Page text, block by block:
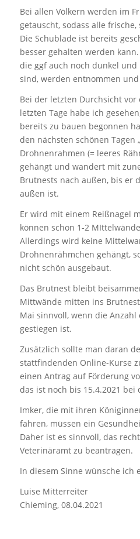
Bei allen Völkern werden im
getauscht, sodass alle
Die Schublade ist bereits
besser gehalten werden
die ggf auch noch dunkel
sind, werden entnommen
Bei der letzten Durchsicht
letzten Tage habe ich
bereits zu bauen begonnen
den nächsten schönen Tagen
Drohnenrahmen (= leeres
gehängt und wandert mit
Brutnests nach außen, bis er
außen ist.
Er wird mit einem Reißnagel
können schon 1-2
Allerdings wird keine
Drohnenrähmchen gehängt,
nicht schön ausgebaut.
Das Brutnest bleibt
Mittwände mitten ins
Mai sinnvoll, wenn die
gestiegen ist.
Zusätzlich sollte man daran
stattfindenden Online-Kurse
einen Antrag auf Förderung
das ist noch bis 15.4.2021 bei
Imker, die mit ihren
fahren, müssen ein
Daher ist es sinnvoll, das
Veterinäramt zu beantragen.
In diesem Sinne wünsche ich
Luise Mitterreiter
Chieming, 08.04.2021